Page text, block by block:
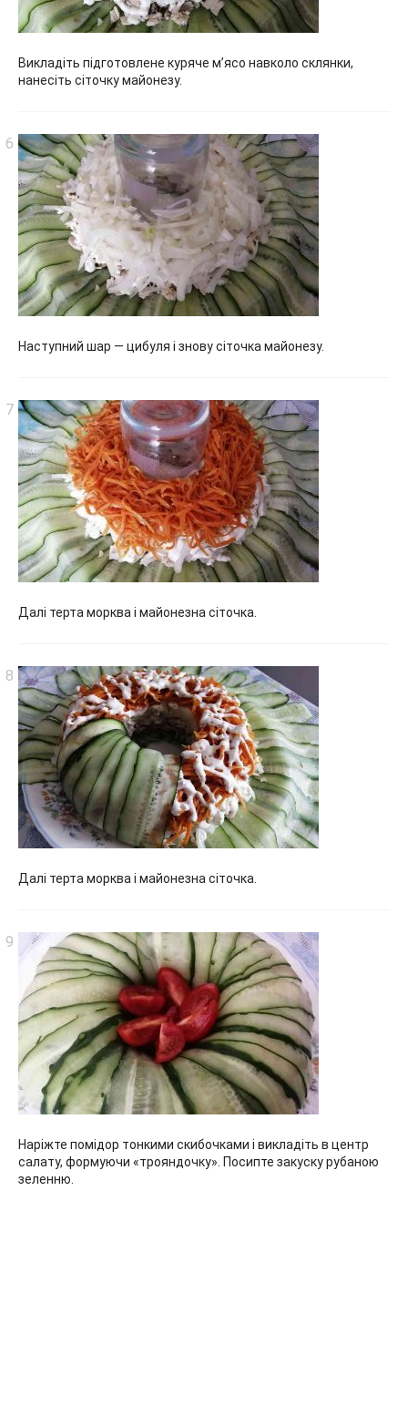
Викладіть підготовлене куряче м’ясо навколо склянки,
нанесіть сіточку майонезу.
Наступний шар — цибуля і знову сіточка майонезу.
Далі терта морква і майонезна сіточка.
Далі терта морква і майонезна сіточка.
Наріжте помідор тонкими скибочками і викладіть в центр
салату, формуючи «трояндочку». Посипте закуску рубаною
зеленню.